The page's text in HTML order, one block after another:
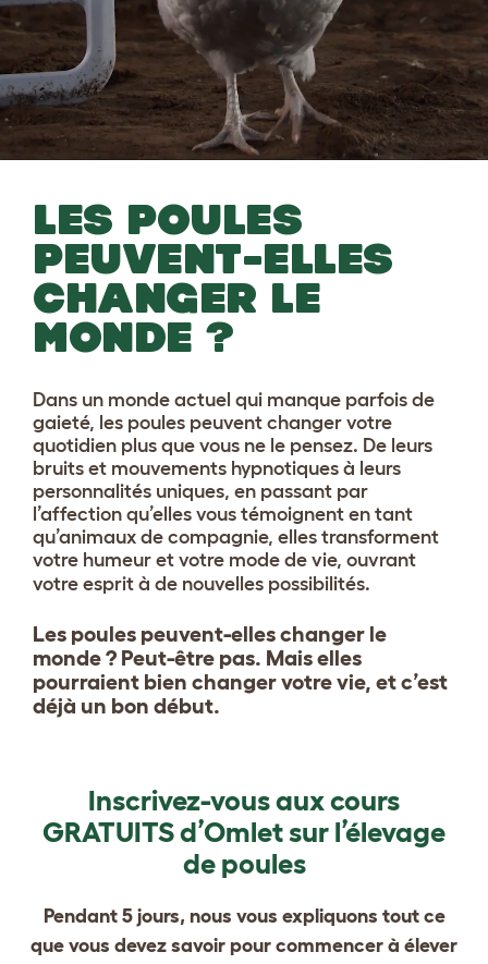
LES POULES
PEUVENT-ELLES
CHANGER LE
MONDE ?
Dans un monde actuel qui manque parfois de
gaieté, les poules peuvent changer votre
quotidien plus que vous ne le pensez. De leurs
bruits et mouvements hypnotiques à leurs
personnalités uniques, en passant par
l’affection qu’elles vous témoignent en tant
qu’animaux de compagnie, elles transforment
votre humeur et votre mode de vie, ouvrant
votre esprit à de nouvelles possibilités.
Les poules peuvent-elles changer le
monde ? Peut-être pas. Mais elles
pourraient bien changer votre vie, et c’est
déjà un bon début.
Inscrivez-vous aux cours
GRATUITS d’Omlet sur l’élevage
de poules
Pendant 5 jours, nous vous expliquons tout ce
que vous devez savoir pour commencer à élever